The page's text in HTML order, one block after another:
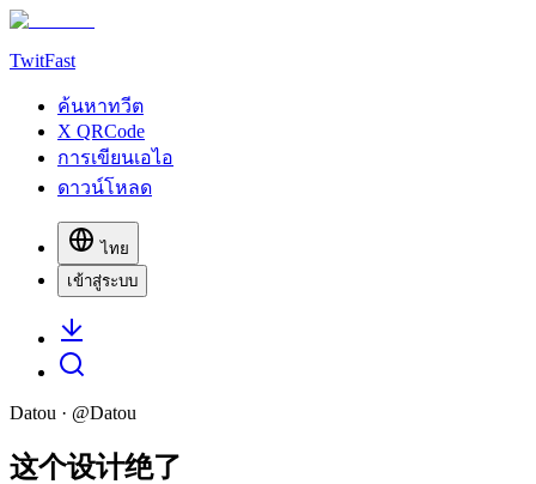
TwitFast
ค้นหาทวีต
X QRCode
การเขียนเอไอ
ดาวน์โหลด
ไทย
เข้าสู่ระบบ
Datou · @Datou
这个设计绝了